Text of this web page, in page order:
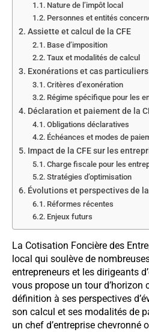
Nature de l’impôt local
Personnes et entités
Assiette et calcul de la CFE
Base d’imposition
Taux et modalités de calcul
Exonérations et cas particuliers
Critères d’exonération
Régime spécifique pour les
Déclaration et paiement de la
Obligations déclaratives
Échéances et modes de
Impact de la CFE sur les
Charge fiscale pour les
Stratégies d’optimisation
Évolutions et perspectives de la
Réformes récentes
Enjeux futurs
La Cotisation Foncière des
local qui soulève de
entrepreneurs et les dirigeants
vous propose un tour d’horizon
définition à ses perspectives
son calcul et ses modalités de
un chef d’entreprise chevronné